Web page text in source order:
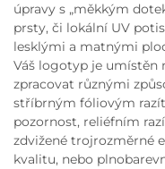
úpravy s „měkkým
prsty, či lokální UV
lesklými a matnými
Váš logotyp je umístěn
zpracovat různými
stříbrným fóliovým
pozornost, reliéfním
zdvižené trojrozměrné
kvalitu, nebo